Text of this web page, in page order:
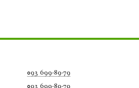
093 699-89-79
093 699-89-79